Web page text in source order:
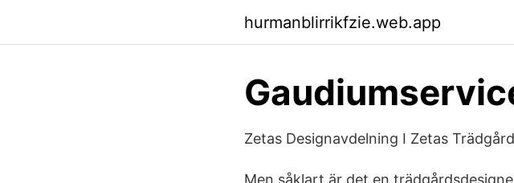
hurmanblirrikfzie.web.app
Zetas Designavdelning I Zetas
Men såklart är det en